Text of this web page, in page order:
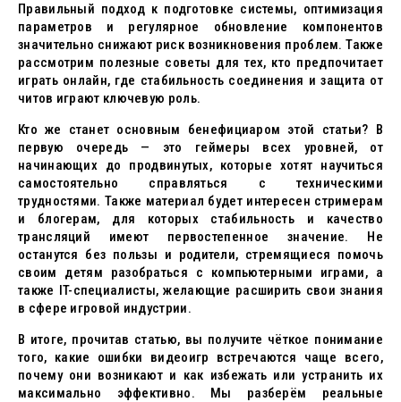
Правильный подход к подготовке системы, оптимизация
параметров и регулярное обновление компонентов
значительно снижают риск возникновения проблем. Также
рассмотрим полезные советы для тех, кто предпочитает
играть онлайн, где стабильность соединения и защита от
читов играют ключевую роль.
Кто же станет основным бенефициаром этой статьи? В
первую очередь — это геймеры всех уровней, от
начинающих до продвинутых, которые хотят научиться
самостоятельно справляться с техническими
трудностями. Также материал будет интересен стримерам
и блогерам, для которых стабильность и качество
трансляций имеют первостепенное значение. Не
останутся без пользы и родители, стремящиеся помочь
своим детям разобраться с компьютерными играми, а
также IT-специалисты, желающие расширить свои знания
в сфере игровой индустрии.
В итоге, прочитав статью, вы получите чёткое понимание
того, какие ошибки видеоигр встречаются чаще всего,
почему они возникают и как избежать или устранить их
максимально эффективно. Мы разберём реальные